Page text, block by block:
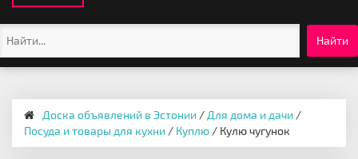
navigation
Найти
Доска объявлений в Эстонии / Для дома и дачи /
Посуда и товары для кухни / Куплю / Кулю чугунок